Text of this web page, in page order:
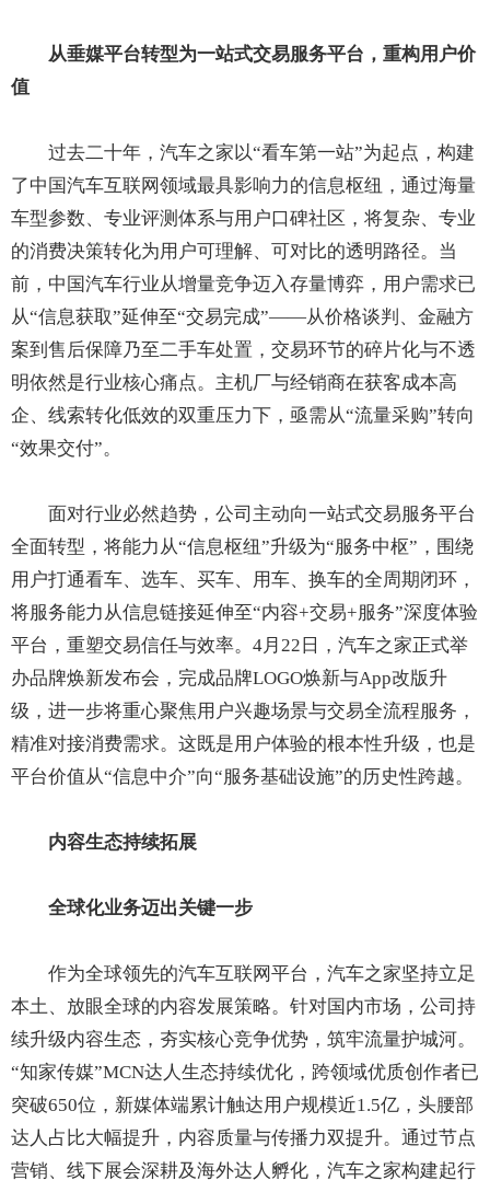
从垂媒平台转型为一站式交易服务平台，重构用户价
值
过去二十年，汽车之家以“看车第一站”为起点，构建
了中国汽车互联网领域最具影响力的信息枢纽，通过海量
车型参数、专业评测体系与用户口碑社区，将复杂、专业
的消费决策转化为用户可理解、可对比的透明路径。当
前，中国汽车行业从增量竞争迈入存量博弈，用户需求已
从“信息获取”延伸至“交易完成”——从价格谈判、金融方
案到售后保障乃至二手车处置，交易环节的碎片化与不透
明依然是行业核心痛点。主机厂与经销商在获客成本高
企、线索转化低效的双重压力下，亟需从“流量采购”转向
“效果交付”。
面对行业必然趋势，公司主动向一站式交易服务平台
全面转型，将能力从“信息枢纽”升级为“服务中枢”，围绕
用户打通看车、选车、买车、用车、换车的全周期闭环，
将服务能力从信息链接延伸至“内容+交易+服务”深度体验
平台，重塑交易信任与效率。4月22日，汽车之家正式举
办品牌焕新发布会，完成品牌LOGO焕新与App改版升
级，进一步将重心聚焦用户兴趣场景与交易全流程服务，
精准对接消费需求。这既是用户体验的根本性升级，也是
平台价值从“信息中介”向“服务基础设施”的历史性跨越。
内容生态持续拓展
全球化业务迈出关键一步
作为全球领先的汽车互联网平台，汽车之家坚持立足
本土、放眼全球的内容发展策略。针对国内市场，公司持
续升级内容生态，夯实核心竞争优势，筑牢流量护城河。
“知家传媒”MCN达人生态持续优化，跨领域优质创作者已
突破650位，新媒体端累计触达用户规模近1.5亿，头腰部
达人占比大幅提升，内容质量与传播力双提升。通过节点
营销、线下展会深耕及海外达人孵化，汽车之家构建起行